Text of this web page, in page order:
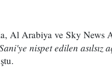
Al Arabiya ve Sky News
nispet edilen asılsız